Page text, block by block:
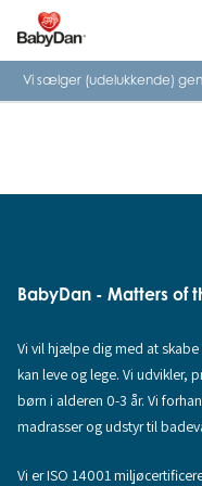
Vi sælger (udelukkende)
BabyDan - Matters of
Vi vil hjælpe dig med at
kan leve og lege. Vi udvikler,
børn i alderen 0-3 år. Vi
madrasser og udstyr til
Vi er ISO 14001